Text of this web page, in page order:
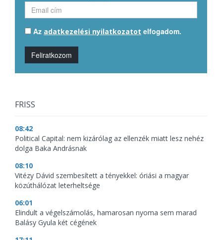
Az adatkezelési nyilatkozatot elfogadom.
Feliratkozom
FRISS
08:42
Political Capital: nem kizárólag az ellenzék miatt lesz nehéz
dolga Baka Andrásnak
08:10
Vitézy Dávid szembesített a tényekkel: óriási a magyar
közúthálózat leterheltsége
06:01
Elindult a végelszámolás, hamarosan nyoma sem marad
Balásy Gyula két cégének